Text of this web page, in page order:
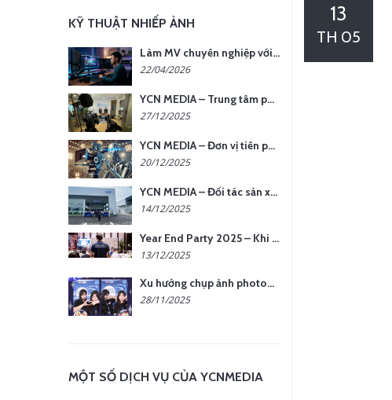
13
TH 05
KỸ THUẬT NHIẾP ẢNH
Làm MV chuyên nghiệp với chi phí tối ưu: nên chọn quay thực tế hay video AI?
22/04/2026
YCN MEDIA – Trung tâm phụ kiện quay chụp tại Hà Nội
27/12/2025
YCN MEDIA – Đơn vị tiên phong sản xuất hình ảnh & âm thanh bằng AI tại Hà Nội
20/12/2025
YCN MEDIA – Đối tác sản xuất hình ảnh chuyên nghiệp cho doanh nghiệp tại Hà Nội
14/12/2025
Year End Party 2025 – Khi Khoảnh Khắc Trở Thành Dấu Ấn | Gói Ưu Đãi Tháng 12 Từ YCN Media
13/12/2025
Xu hướng chụp ảnh photobooth tại các sự kiện hiện nay
28/11/2025
MỘT SỐ DỊCH VỤ CỦA YCNMEDIA